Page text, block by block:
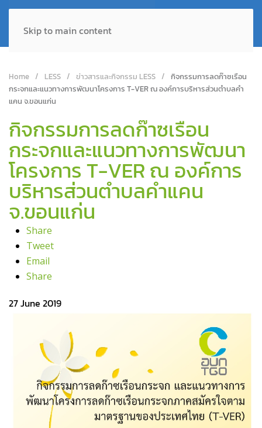
Skip to main content
Home LESS ข่าวสารและกิจกรรม LESS
กิจกรรมการลดก๊าซเรือน
กระจกและแนวทางการพัฒนาโครงการ T-VER ณ องค์การบริหารส่วนตำบลคำ
แคน จ.ขอนแก่น
กิจกรรมการลดก๊าซเรือน
กระจกและแนวทางการพัฒนา
โครงการ T-VER ณ องค์การ
บริหารส่วนตำบลคำแคน
จ.ขอนแก่น
Share
Tweet
Email
Share
27 June 2019